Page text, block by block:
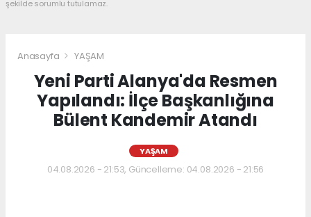
şekilde sorumlu tutulamaz.
Anasayfa YAŞAM
Yeni Parti Alanya'da Resmen
Yapılandı: İlçe Başkanlığına
Bülent Kandemir Atandı
YAŞAM
04.08.2026 - 21:53, Güncelleme: 04.08.2026 - 21:56